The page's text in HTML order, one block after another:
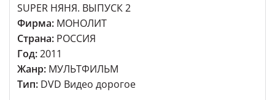
SUPER НЯНЯ. ВЫПУСК 2
Фирма: МОНОЛИТ
Страна: РОССИЯ
Год:2011
Жанр: МУЛЬТФИЛЬМ
Тип: DVD Видео дорогое